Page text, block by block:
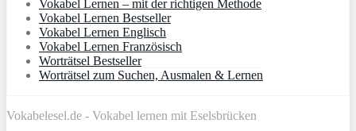
Vokabel Lernen – mit der richtigen Methode
Vokabel Lernen Bestseller
Vokabel Lernen Englisch
Vokabel Lernen Französisch
Worträtsel Bestseller
Worträtsel zum Suchen, Ausmalen & Lernen
Vokabelesel.de - Vokabel lernen mit Eselsbrücken